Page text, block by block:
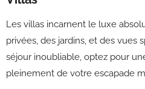
Les villas incarnent le luxe
privées, des jardins, et des vues
séjour inoubliable, optez pour
pleinement de votre escapade